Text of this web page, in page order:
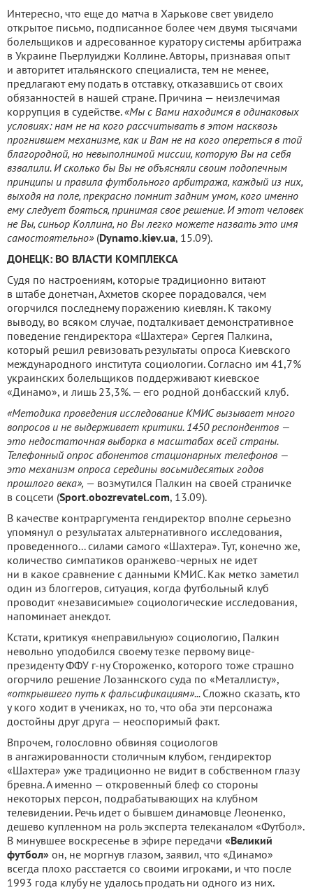
Интересно, что еще до матча в Харькове свет увидело
открытое письмо, подписанное более чем двумя тысячами
болельщиков и адресованное куратору системы арбитража
в Украине Пьерлуиджи Коллине. Авторы, признавая опыт
и авторитет итальянского специалиста, тем не менее,
предлагают ему подать в отставку, отказавшись от своих
обязанностей в нашей стране. Причина — неизлечимая
коррупция в судействе.«Мы с Вами находимся в одинаковых
условиях: нам не на кого рассчитывать в этом насквозь
прогнившем механизме, как и Вам не на кого опереться в той
благородной, но невыполнимой миссии, которую Вы на себя
взвалили. И сколько бы Вы не объясняли своим подопечным
принципы и правила футбольного арбитража, каждый из них,
выходя на поле, прекрасно помнит задним умом, кого именно
ему следует бояться, принимая свое решение. И этот человек
не Вы, синьор Коллина, но Вы легко можете назвать это имя
самостоятельно» (Dynamo.kiev.ua, 15.09).
ДОНЕЦК: ВО ВЛАСТИ КОМПЛЕКСА
Судя по настроениям, которые традиционно витают
в штабе донетчан, Ахметов скорее порадовался, чем
огорчился последнему поражению киевлян. К такому
выводу, во всяком случае, подталкивает демонстративное
поведение гендиректора «Шахтера» Сергея Палкина,
который решил ревизовать результаты опроса Киевского
международного института социологии. Согласно им 41,7%
украинских болельщиков поддерживают киевское
«Динамо», и лишь 23,3%. — его родной донбасский клуб.
«Методика проведения исследование КМИС вызывает много
вопросов и не выдерживает критики. 1450 респондентов —
это недостаточная выборка в масштабах всей страны.
Телефонный опрос абонентов стационарных телефонов —
это механизм опроса середины восьмидесятых годов
прошлого века», — возмутился Палкин на своей страничке
в соцсети (Sport.obozrevatel.com, 13.09).
В качестве контраргумента гендиректор вполне серьезно
упомянул о результатах альтернативного исследования,
проведенного... силами самого «Шахтера». Тут, конечно же,
количество симпатиков оранжево-черных не идет
ни в какое сравнение с данными КМИС. Как метко заметил
один из блоггеров, ситуация, когда футбольный клуб
проводит «независимые» социологические исследования,
напоминает анекдот.
Кстати, критикуя «неправильную» социологию, Палкин
невольно уподобился своему тезке первому вице-
президенту ФФУ г-ну Стороженко, которого тоже страшно
огорчило решение Лозаннского суда по «Металлисту»,
«открывшего путь к фальсификациям»... Сложно сказать, кто
у кого ходит в учениках, но то, что оба эти персонажа
достойны друг друга — неоспоримый факт.
Впрочем, голословно обвиняя социологов
в ангажированности столичным клубом, гендиректор
«Шахтера» уже традиционно не видит в собственном глазу
бревна. А именно — откровенный блеф со стороны
некоторых персон, подрабатывающих на клубном
телевидении. Речь идет о бывшем динамовце Леоненко,
дешево купленном на роль эксперта телеканалом «Футбол».
В минувшее воскресенье в эфире передачи «Великий
футбол» он, не моргнув глазом, заявил, что «Динамо»
всегда плохо расстается со своими игроками, и что после
1993 года клубу не удалось продать ни одного из них.